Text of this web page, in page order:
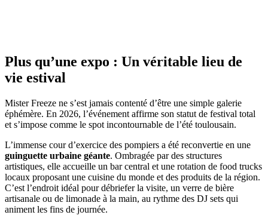
Plus qu’une expo : Un véritable lieu de
vie estival
Mister Freeze ne s’est jamais contenté d’être une simple galerie
éphémère. En 2026, l’événement affirme son statut de festival total
et s’impose comme le spot incontournable de l’été toulousain.
L’immense cour d’exercice des pompiers a été reconvertie en une
guinguette urbaine géante. Ombragée par des structures
artistiques, elle accueille un bar central et une rotation de food trucks
locaux proposant une cuisine du monde et des produits de la région.
C’est l’endroit idéal pour débriefer la visite, un verre de bière
artisanale ou de limonade à la main, au rythme des DJ sets qui
animent les fins de journée.